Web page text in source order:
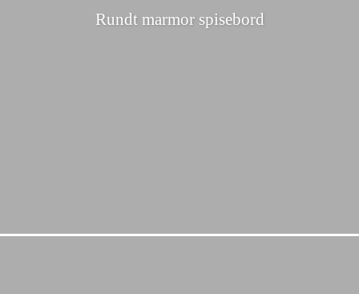
Rundt marmor spisebord